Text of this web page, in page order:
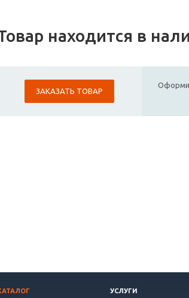
находится в
ЗАКАЗАТЬ ТОВАР
УСЛУГИ